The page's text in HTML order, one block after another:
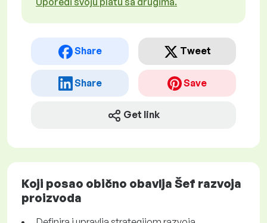
Share Tweet
Share Save
Get link
Koji posao obično obavlja Šef razvoja
proizvoda